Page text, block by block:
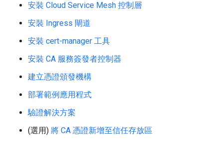
安裝 Cloud Service Mesh 控制層
安裝 Ingress 閘道
安裝 cert-manager 工具
安裝 CA 服務簽發者控制器
建立憑證頒發機構
部署範例應用程式
驗證解決方案
(選用) 將 CA 憑證新增至信任存放區